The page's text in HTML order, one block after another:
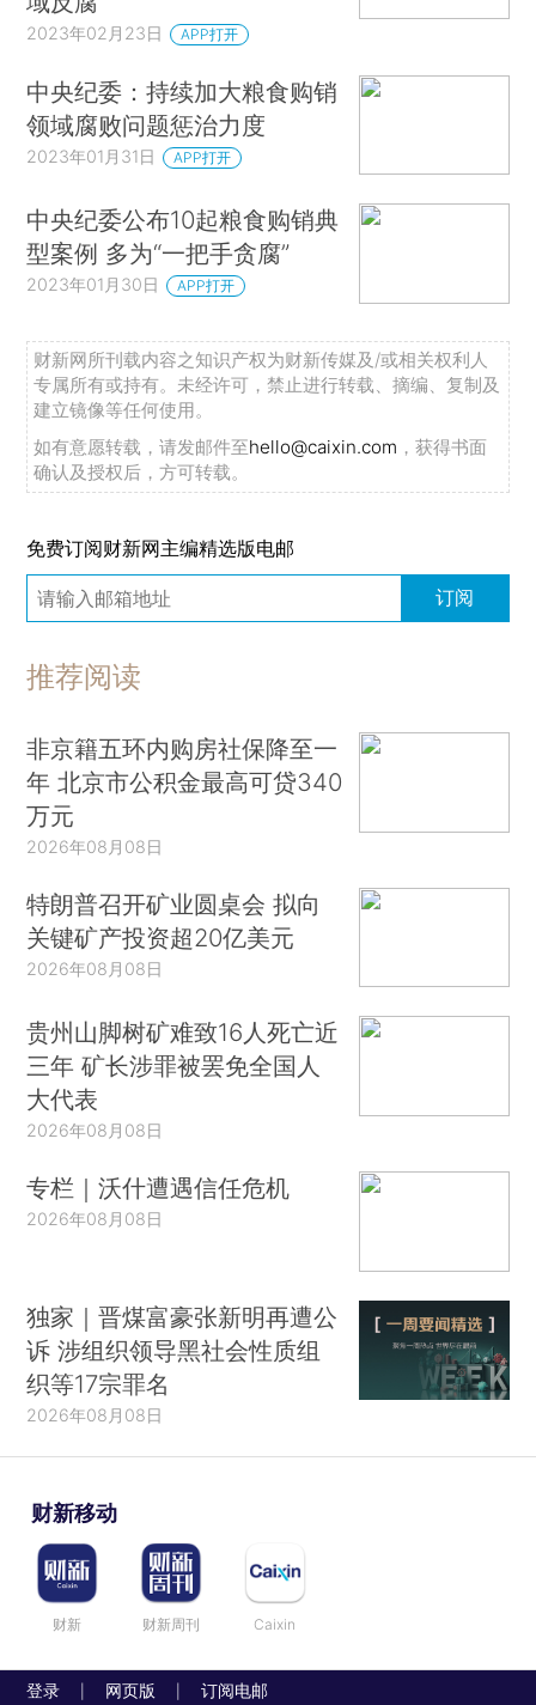
2023年02月23日 APP打开
中央纪委：持续加大粮食购销
领域腐败问题惩治力度
2023年01月31日 APP打开
中央纪委公布10起粮食购销典
型案例 多为“一把手贪腐”
2023年01月30日 APP打开
财新网所刊载内容之知识产权为财新传媒及/或相关权利人
专属所有或持有。未经许可，禁止进行转载、摘编、复制及
建立镜像等任何使用。
如有意愿转载，请发邮件至hello@caixin.com ，获得书面
确认及授权后，方可转载。
免费订阅财新网主编精选版电邮
订阅
推荐阅读
非京籍五环内购房社保降至一
年 北京市公积金最高可贷340
万元
2026年08月08日
特朗普召开矿业圆桌会 拟向
关键矿产投资超20亿美元
2026年08月08日
贵州山脚树矿难致16人死亡近
三年 矿长涉罪被罢免全国人
大代表
2026年08月08日
专栏｜沃什遭遇信任危机
2026年08月08日
独家｜晋煤富豪张新明再遭公
诉 涉组织领导黑社会性质组
织等17宗罪名
2026年08月08日
财新移动
财新 财新周刊 Caixin
登录 网页版 订阅电邮